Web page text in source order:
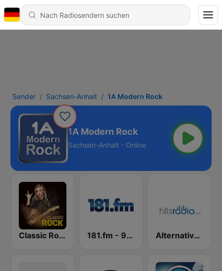
Sender Sachsen-Anhalt 1A Modern Rock
1A Modern Rock
Sachsen-Anhalt - Online
Classic Rock Station 181.fm - 90's Alternative Alternative - Hits Radio